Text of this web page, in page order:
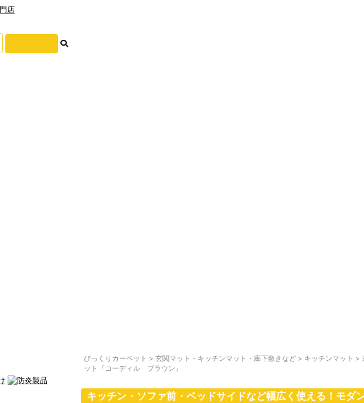
びっくりカーペット > 玄関マット・キッチンマット・廊下敷きなど > キッチンマット >
ット『コーディル ブラウン』
キッチン・ソファ前・ベッドサイドなど幅広く使える！モダ